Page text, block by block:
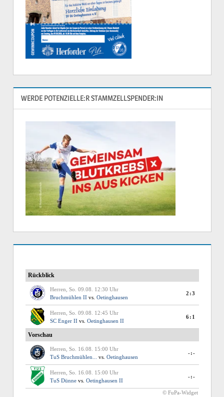
WERDE POTENZIELLE:R STAMMZELLSPENDER:IN